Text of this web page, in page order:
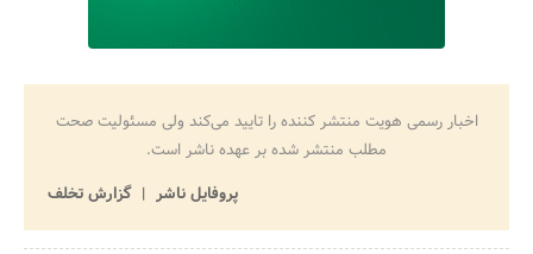
اخبار رسمی هویت منتشر کننده را تایید می‌کند ولی مسئولیت صحت
مطلب منتشر شده بر عهده ناشر است.
پروفایل ناشر
گزارش تخلف